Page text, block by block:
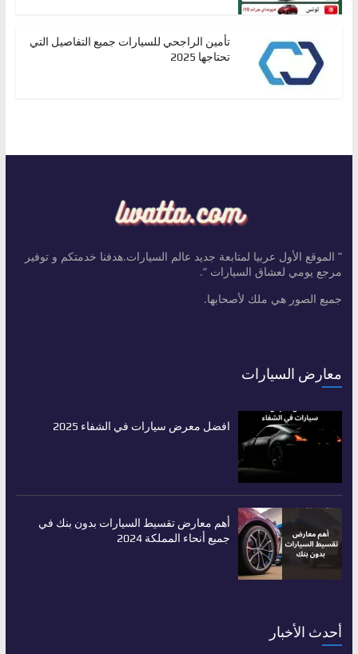
تأمين الراجحي للسيارات جميع التفاصيل التي
تحتاجها 2025
” الموقع الأول عربيا لمتابعة جديد عالم السيارات.هدفنا خدمتكم و توفير
مرجع يومي لعشاق السيارات “.
جميع الصور هي ملك لأصحابها.
معارض السيارات
افضل معرض سيارات في الشفاء 2025
أهم معارض تقسيط السيارات بدون بنك في
جميع أنحاء المملكة 2024
أحدث الأخبار